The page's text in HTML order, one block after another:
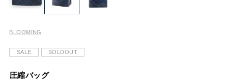
BLOOMING
SALE SOLDOUT
圧縮バッグ